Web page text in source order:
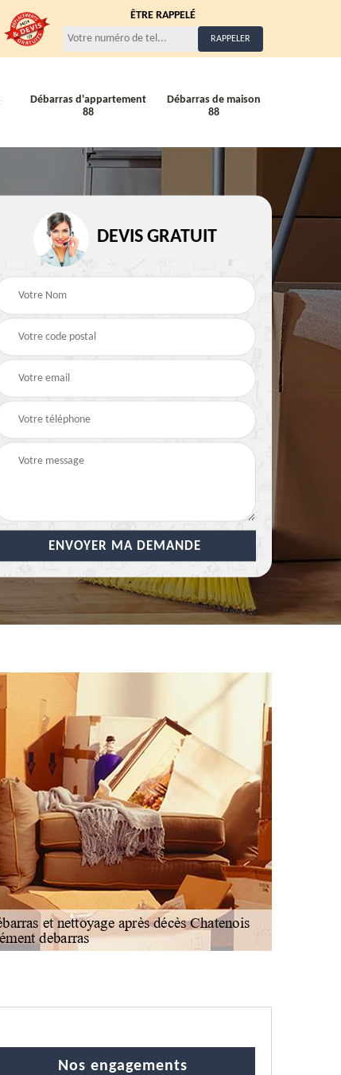
ÊTRE RAPPELÉ
Débarras d'appartement
88
Débarras de maison
88
Débarras de maison 88
Entreprise de
88
DEVIS GRATUIT
Nos engagements